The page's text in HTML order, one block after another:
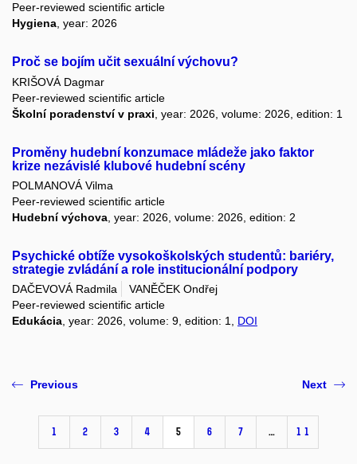
Peer-reviewed scientific article
Hygiena, year: 2026
Proč se bojím učit sexuální výchovu?
KRIŠOVÁ Dagmar
Peer-reviewed scientific article
Školní poradenství v praxi , year: 2026, volume: 2026, edition: 1
Proměny hudební konzumace mládeže jako faktor
krize nezávislé klubové hudební scény
POLMANOVÁ Vilma
Peer-reviewed scientific article
Hudební výchova , year: 2026, volume: 2026, edition: 2
Psychické obtíže vysokoškolských studentů: bariéry,
strategie zvládání a role institucionální podpory
DAČEVOVÁ Radmila
VANĚČEK Ondřej
Peer-reviewed scientific article
Edukácia, year: 2026, volume: 9, edition: 1, DOI
Previous
1 2 3 4 5 6 7 … 11
Next